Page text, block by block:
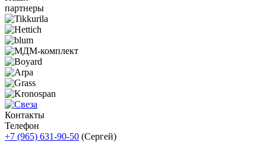
партнеры
Контакты
Телефон
+7 (965) 631-90-50 (Сергей)